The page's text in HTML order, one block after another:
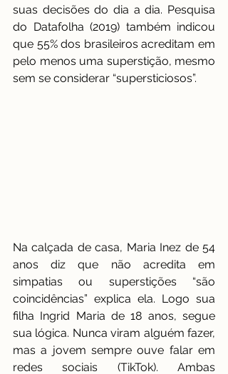
suas decisões do dia a dia. Pesquisa
do Datafolha (2019) também indicou
que 55% dos brasileiros acreditam em
pelo menos uma superstição, mesmo
sem se considerar “supersticiosos”.
Na calçada de casa, Maria Inez de 54
anos diz que não acredita em
simpatias ou superstições “são
coincidências” explica ela. Logo sua
filha Ingrid Maria de 18 anos, segue
sua lógica. Nunca viram alguém fazer,
mas a jovem sempre ouve falar em
redes sociais (TikTok). Ambas